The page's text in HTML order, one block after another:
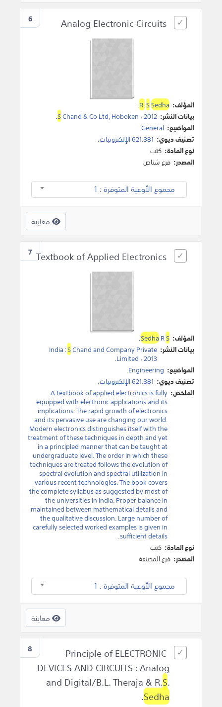
6
المؤلف: R.SSedha
.
بيانات النشر:
SChand & Co Ltd, Hoboken ،2012
.
المواضيع: General
.
تصنيف ديوي: 621.381 الإلكترونيات.
نوع المادة: كتب
المصدر: فرع شناص
مجموع الأوعية المتوفرة : 1
معاينة
7
المؤلف: SedhaRS
.
بيانات النشر:
India:SChand and Company Private
Limited ،2013
.
المواضيع: Engineering
.
تصنيف ديوي: 621.381 الإلكترونيات.
الملخص: A textbook of applied electronics is fully
equipped with electronic applications and its
implications. The rapid growth of electronics
and its pervasive use are changing our world.
Modern electronics distinguishes itself with the
treatment of these techniques in depth and yet
in a principled manner that can be taught at
undergraduate level. The order in which these
techniques are treated follows the evolution of
spectral evolution and spectral utilization in
various recent technologies. The book covers
the complete syllabus as suggested by most of
the universities in India. Proper balance in
maintained between mathematical details and
the qualitative discussion. Large number of
carefully selected worked examples is given in
sufficient details.
نوع المادة: كتب
المصدر: فرع المصنعة
مجموع الأوعية المتوفرة : 1
معاينة
8
Principle of ELECTRONIC
DEVICES AND CIRCUITS : Analog
and Digital/B.L. Theraja & R.S.
Sedha
.